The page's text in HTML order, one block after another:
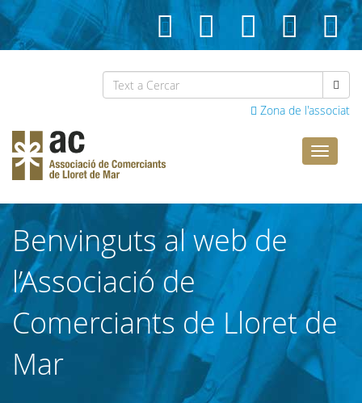
Zona de l'associat
Lloret
Benvinguts al web de
l’Associació de
Comerciants de Lloret de
Mar